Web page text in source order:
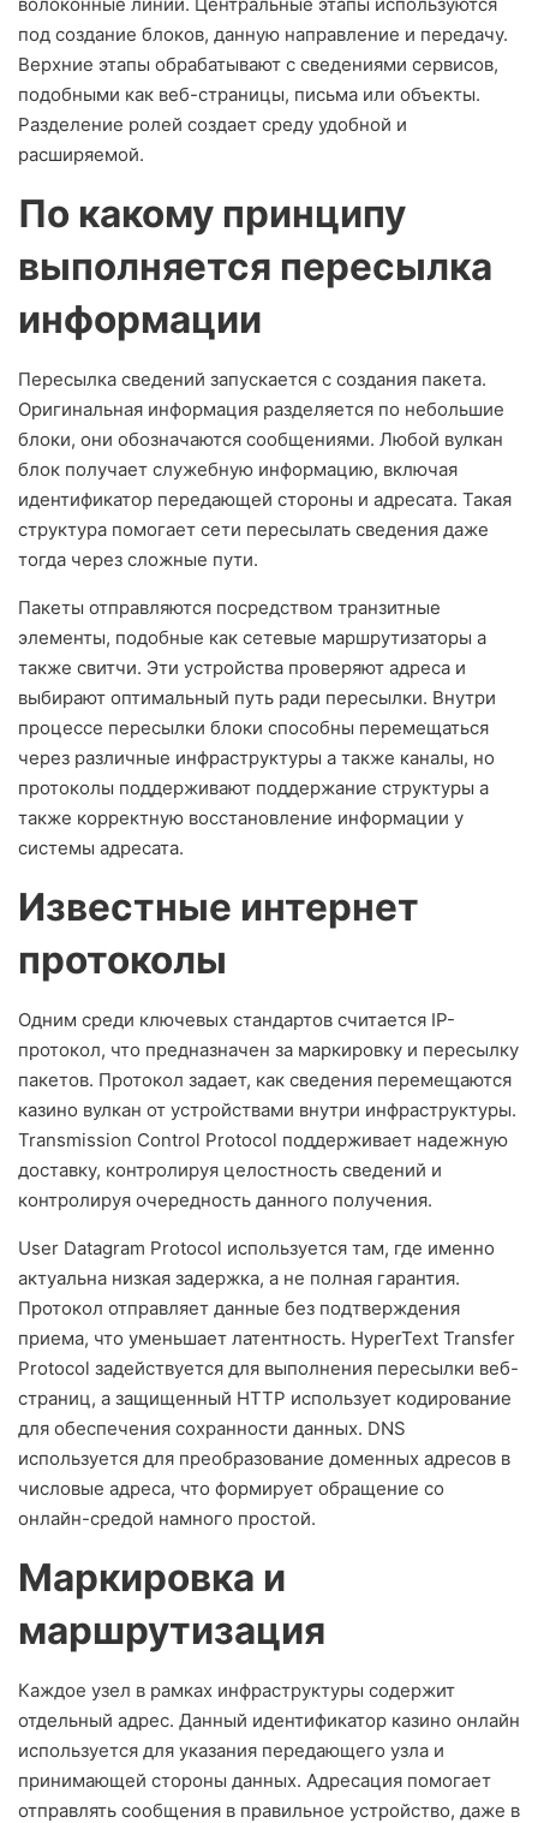
под создание блоков, данную направление и передачу.
Верхние этапы обрабатывают с сведениями сервисов,
подобными как веб-страницы, письма или объекты.
Разделение ролей создает среду удобной и
расширяемой.
По какому принципу
выполняется пересылка
информации
Пересылка сведений запускается с создания пакета.
Оригинальная информация разделяется по небольшие
блоки, они обозначаются сообщениями. Любой вулкан
блок получает служебную информацию, включая
идентификатор передающей стороны и адресата. Такая
структура помогает сети пересылать сведения даже
тогда через сложные пути.
Пакеты отправляются посредством транзитные
элементы, подобные как сетевые маршрутизаторы а
также свитчи. Эти устройства проверяют адреса и
выбирают оптимальный путь ради пересылки. Внутри
процессе пересылки блоки способны перемещаться
через различные инфраструктуры а также каналы, но
протоколы поддерживают поддержание структуры а
также корректную восстановление информации у
системы адресата.
Известные интернет
протоколы
Одним среди ключевых стандартов считается IP-
протокол, что предназначен за маркировку и пересылку
пакетов. Протокол задает, как сведения перемещаются
казино вулкан от устройствами внутри инфраструктуры.
Transmission Control Protocol поддерживает надежную
доставку, контролируя целостность сведений и
контролируя очередность данного получения.
User Datagram Protocol используется там, где именно
актуальна низкая задержка, а не полная гарантия.
Протокол отправляет данные без подтверждения
приема, что уменьшает латентность. HyperText Transfer
Protocol задействуется для выполнения пересылки веб-
страниц, а защищенный HTTP использует кодирование
для обеспечения сохранности данных. DNS
используется для преобразование доменных адресов в
числовые адреса, что формирует обращение со
онлайн-средой намного простой.
Маркировка и
маршрутизация
Каждое узел в рамках инфраструктуры содержит
отдельный адрес. Данный идентификатор казино онлайн
используется для указания передающего узла и
принимающей стороны данных. Адресация помогает
отправлять сообщения в правильное устройство, даже в